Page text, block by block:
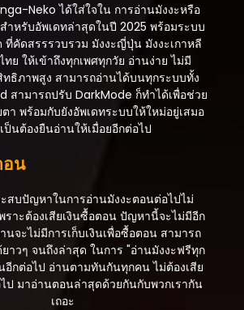
Neko ได้ใส่ใจใน การอ่านมังงะหรือ
ำหรับอัพเดทล่าสุดในปี 2025 พร้อมระบบ
คัดสรรรวบรวม มังงะญี่ปุ่น มังงะเกาหลี
ย ให้เข้าถึงทุกเพศทุกวัย อ่านง่าย ไม่มี
ธิภาพสูง สามารถอ่านได้บนทุกระบบทั้ง
สามารถปรับ DarkMode ก็ทำได้เพื่อช่วย
า พร้อมกับยังอัพเดทระบบให้ใหม่อยู่เสมอ
ป็นต้องยืนอ่านให้เมื่อยอีกต่อไป
น
สบปัญหาในการอ่านมังงะตอนต่อไปไม่
ราะต้องเสียเงินซื้อตอน ปัญหานี้จะไม่มีอีก
นจะไม่มีการเก็บเงินเพื่อซื้อตอน สามารถ
าวๆ จนถึงล่าสุด ในการ "อ่านมังงะฟรีทุก
อีกต่อไป อ่านตามทันกันทุกคน ไม่ต้องเสีย
ป มาอ่านตอนล่าสุดด้วยกันกับพวกเรากัน
เถอะ